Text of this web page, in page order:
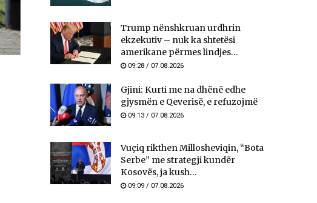
Trump nënshkruan urdhrin
ekzekutiv – nuk ka shtetësi
amerikane përmes lindjes...
09:28 / 07.08.2026
Gjini: Kurti me na dhënë edhe
gjysmën e Qeverisë, e refuzojmë
09:13 / 07.08.2026
Vuçiq rikthen Millosheviqin, “Bota
Serbe” me strategji kundër
Kosovës, ja kush...
09:09 / 07.08.2026